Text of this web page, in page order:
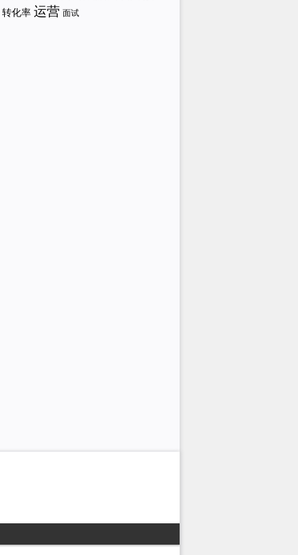
转化率 运营 面试